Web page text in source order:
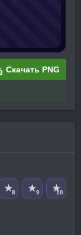
Скачать PNG
★8 ★9 ★10